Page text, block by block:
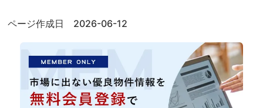
ページ作成日 2026-06-12